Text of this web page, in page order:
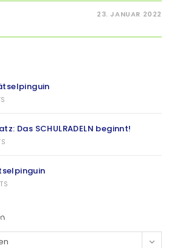
23. JANUAR 2022
Das SCHULRADELN beginnt!